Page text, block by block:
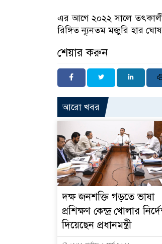
এর আগে ২০২২ সালে
রিঙ্গিত ন্যূনতম মজুরি হার
শেয়ার করুন
আরো খবর
দক্ষ জনশক্তি গড়তে ভাষা
প্রশিক্ষণ কেন্দ্র খোলার
দিয়েছেন প্রধানমন্ত্রী